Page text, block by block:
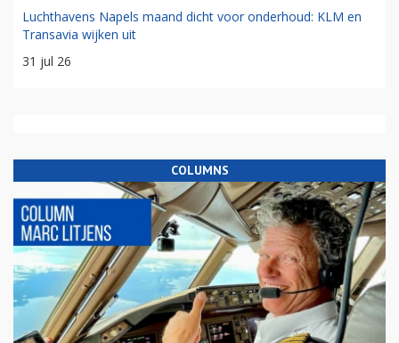
Luchthavens Napels maand dicht voor onderhoud: KLM en
Transavia wijken uit
31 jul 26
COLUMNS